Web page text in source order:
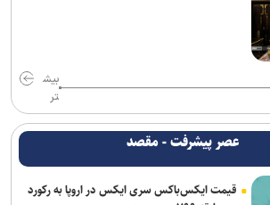
بیش
تر
عصر پیشرفت - مقصد
قیمت ایکس‌باکس سری ایکس در اروپا به رکورد